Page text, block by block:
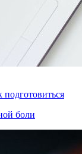
боли